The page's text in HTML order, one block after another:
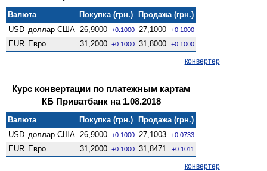
Валюта Покупка (грн.)
Продажа (грн.)
USD доллар США 26,9000 +0.1000 27,1000 +0.1000
EUR Евро 31,2000 +0.1000 31,8000 +0.1000
конвертер
Курс конвертации по платежным картам
КБ Приватбанк на 1.08.2018
Валюта Покупка (грн.)
Продажа (грн.)
USD доллар США 26,9000 +0.1000 27,1003 +0.0733
EUR Евро 31,2000 +0.1000 31,8471 +0.1011
конвертер